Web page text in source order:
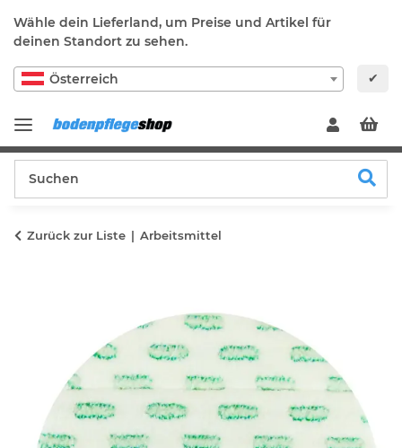
Wähle dein Lieferland, um Preise und Artikel für
deinen Standort zu sehen.
Österreich ✔
Zurück zur Liste Arbeitsmittel